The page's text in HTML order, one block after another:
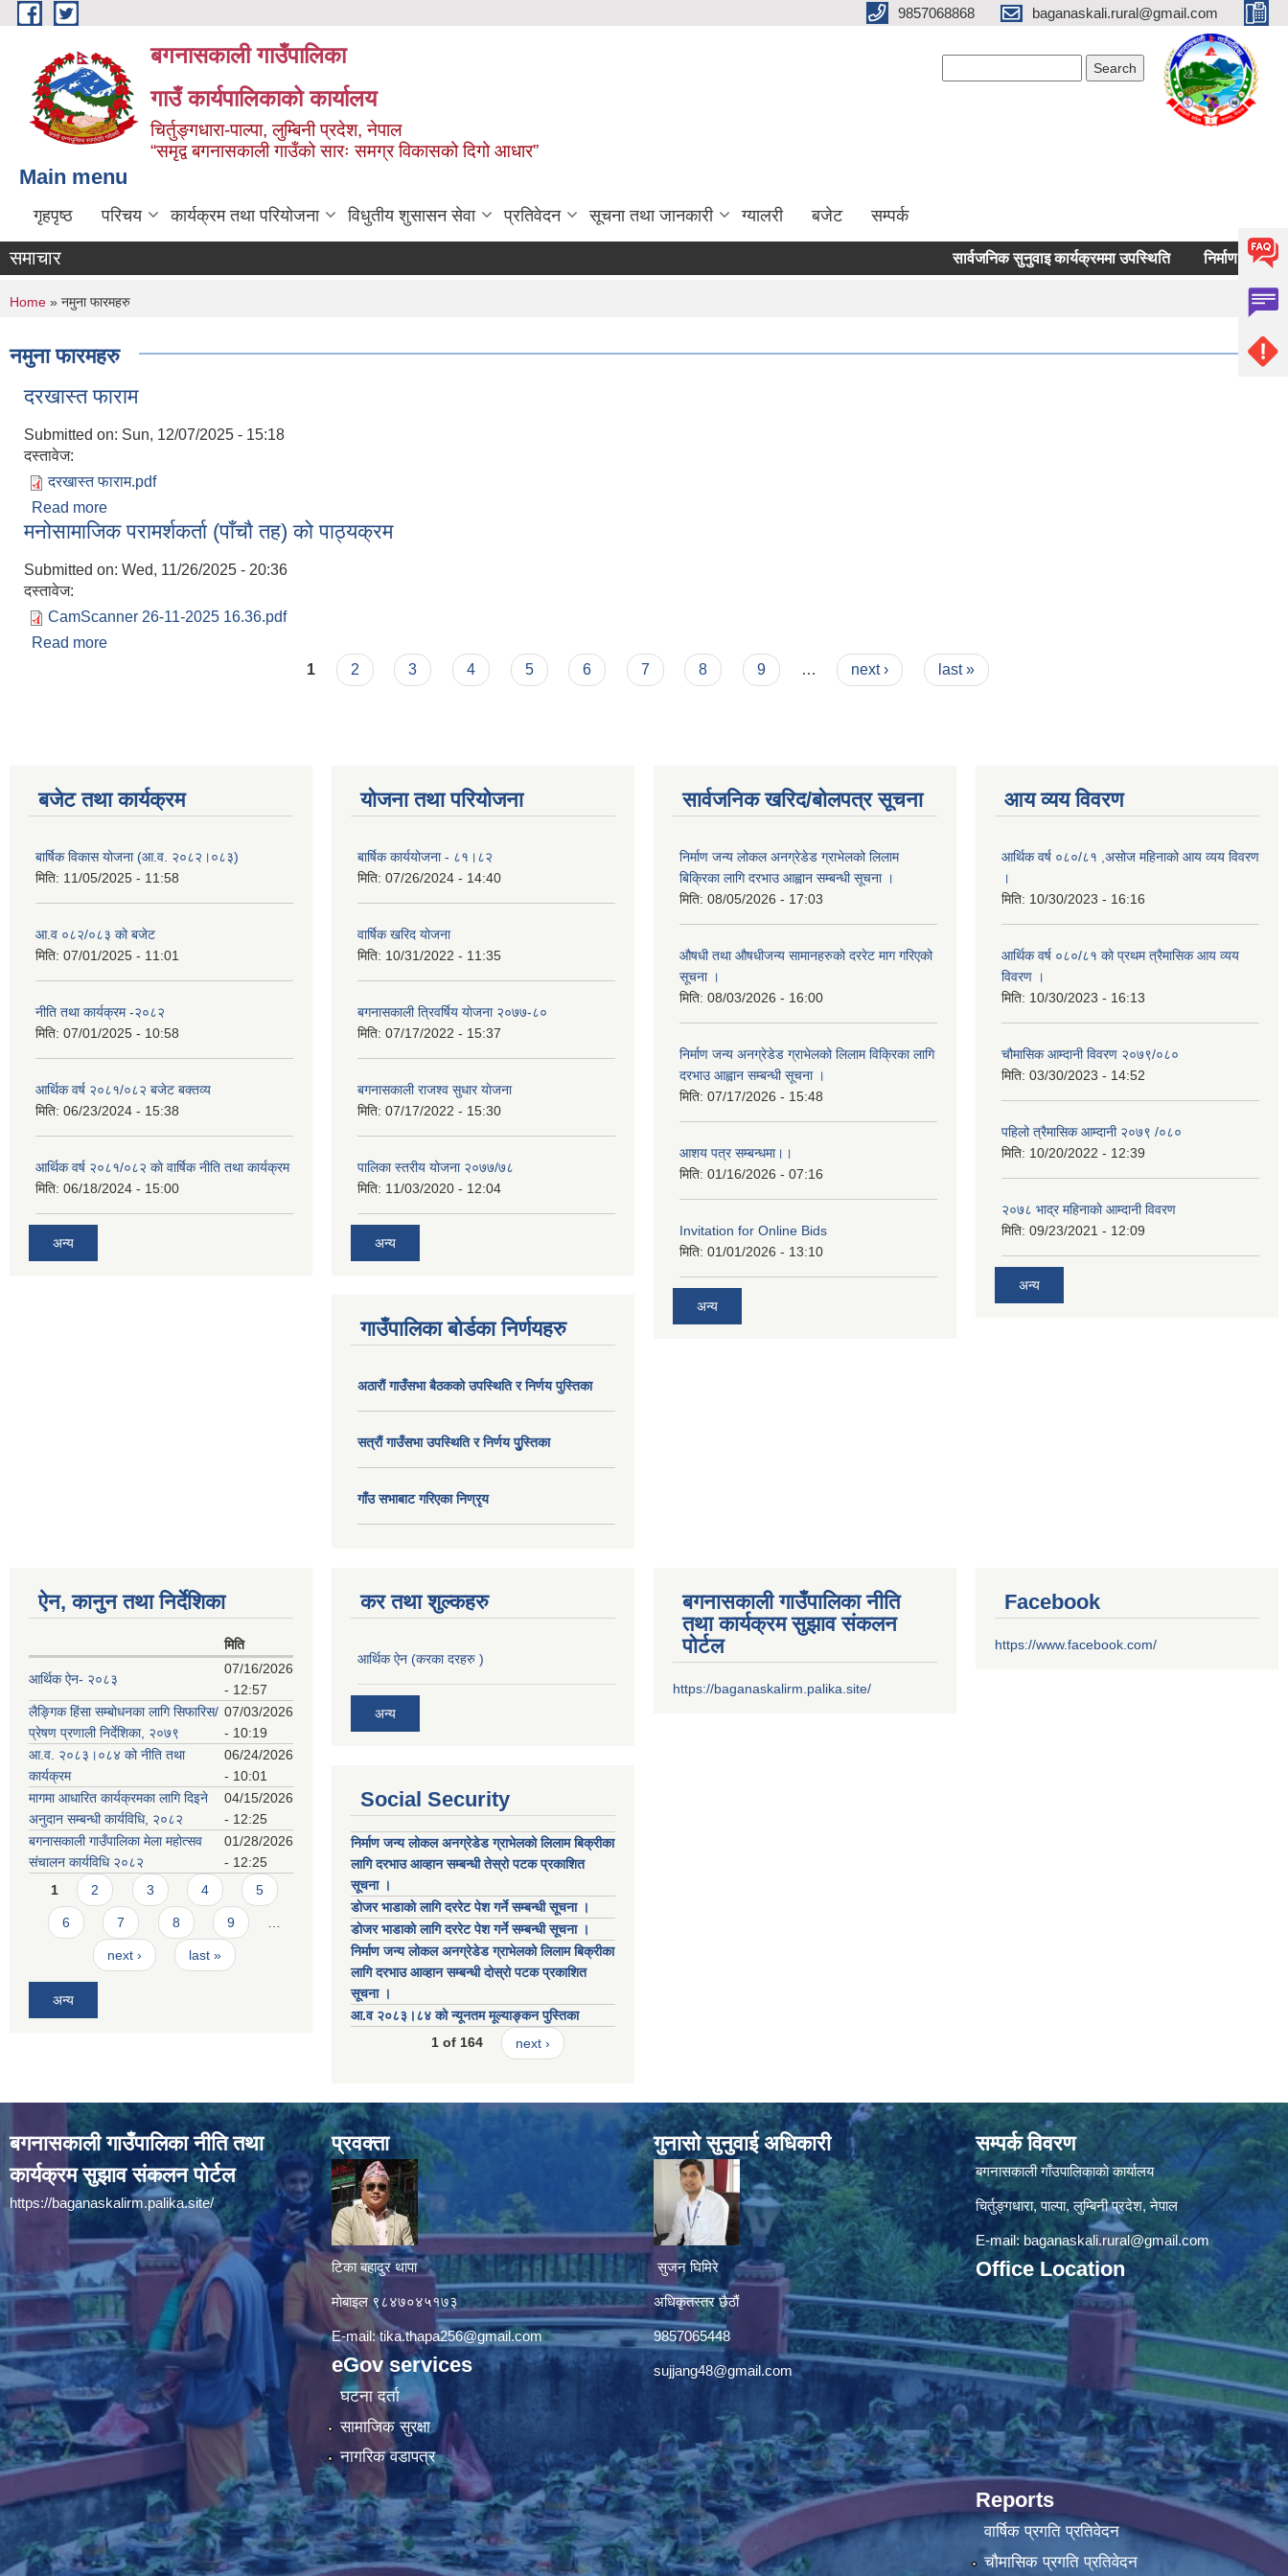
Skip to main content 9857068868 baganaskali.rural@gmail.com
बगनासकाली गाउँपालिका
गाउँ कार्यपालिकाको कार्यालय
चिर्तुङ्गधारा-पाल्पा, लुम्बिनी प्रदेश, नेपाल
“समृद्व बगनासकाली गाउँको सारः समग्र विकासको दिगो आधार”
Main menu
गृहपृष्ठ परिचय कार्यक्रम तथा परियोजना विधुतीय शुसासन सेवा प्रतिवेदन सूचना तथा जानकारी ग्यालरी बजेट सम्पर्क
समाचार सार्वजनिक सुनुवाइ कार्यक्रममा उपस्थिति निर्माण जन्य लोकल
You are here
Home » नमुना फारमहरु
नमुना फारमहरु
दरखास्त फाराम
Submitted on: Sun, 12/07/2025 - 15:18
दस्तावेज:
दरखास्त फाराम.pdf
Read more
मनोसामाजिक परामर्शकर्ता (पाँचाै तह) को पाठ्यक्रम
Submitted on: Wed, 11/26/2025 - 20:36
दस्तावेज:
CamScanner 26-11-2025 16.36.pdf
Read more
1 2 3 4 5 6 7 8 9 … next › last »
बजेट तथा कार्यक्रम
बार्षिक विकास योजना (आ.व. २०८२।०८३)
मिति: 11/05/2025 - 11:58
आ.व ०८२/०८३ को बजेट
मिति: 07/01/2025 - 11:01
नीति तथा कार्यक्रम -२०८२
मिति: 07/01/2025 - 10:58
आर्थिक वर्ष २०८१/०८२ बजेट बक्तव्य
मिति: 06/23/2024 - 15:38
आर्थिक वर्ष २०८१/०८२ काे वार्षिक नीति तथा कार्यक्रम
मिति: 06/18/2024 - 15:00
अन्य
योजना तथा परियोजना
बार्षिक कार्ययोजना - ८१।८२
मिति: 07/26/2024 - 14:40
वार्षिक खरिद योजना
मिति: 10/31/2022 - 11:35
बगनासकाली त्रिवर्षिय याेजना २०७७-८०
मिति: 07/17/2022 - 15:37
बगनासकाली राजश्व सुधार याेजना
मिति: 07/17/2022 - 15:30
पालिका स्तरीय योजना २०७७/७८
मिति: 11/03/2020 - 12:04
अन्य
गाउँपालिका बोर्डका निर्णयहरु
अठाराैं गाउँसभा बैठकको उपस्थिति र निर्णय पुस्तिका
सत्राैं गाउँसभा उपस्थिति र निर्णय पुु्स्तिका
गाँउ सभाबाट गरिएका निण्रृय
सार्वजनिक खरिद/बोलपत्र सूचना
निर्माण जन्य लोकल अनग्रेडेड ग्राभेलको लिलाम
बिक्रिका लागि दरभाउ आह्वान सम्बन्धी सूचना ।
मिति: 08/05/2026 - 17:03
औषधी तथा औषधीजन्य सामानहरुको दररेट माग गरिएको
सूचना ।
मिति: 08/03/2026 - 16:00
निर्माण जन्य अनग्रेडेड ग्राभेलको लिलाम विक्रिका लागि
दरभाउ आह्वान सम्बन्धी सूचना ।
मिति: 07/17/2026 - 15:48
आशय पत्र सम्बन्धमा।।
मिति: 01/16/2026 - 07:16
Invitation for Online Bids
मिति: 01/01/2026 - 13:10
अन्य
आय व्यय विवरण
आर्थिक वर्ष ०८०/८१ ,असोज महिनाको आय व्यय विवरण
।
मिति: 10/30/2023 - 16:16
आर्थिक वर्ष ०८०/८१ को प्रथम त्रैमासिक आय व्यय
विवरण ।
मिति: 10/30/2023 - 16:13
चौमासिक आम्दानी विवरण २०७९/०८०
मिति: 03/30/2023 - 14:52
पहिलो त्रैमासिक आम्दानी २०७९ /०८०
मिति: 10/20/2022 - 12:39
२०७८ भाद्र महिनाकाे आम्दानी विवरण
मिति: 09/23/2021 - 12:09
अन्य
ऐन, कानुन तथा निर्देशिका
मिति
आर्थिक ऐन- २०८३
07/16/2026
- 12:57
लैङ्गिक हिंसा सम्बोधनका लागि सिफारिस/
प्रेषण प्रणाली निर्देशिका, २०७९
07/03/2026
- 10:19
आ.व. २०८३।०८४ को नीति तथा
कार्यक्रम
06/24/2026
- 10:01
मागमा आधारित कार्यक्रमका लागि दिइने
अनुदान सम्बन्धी कार्यविधि, २०८२
04/15/2026
- 12:25
बगनासकाली गाउँपालिका मेला महोत्सव
संचालन कार्यविधि २०८२
01/28/2026
- 12:25
Pages
1 2 3 4 5
6 7 8 9
next › last »
अन्य
कर तथा शुल्कहरु
आर्थिक ऐन (करका दरहरु )
अन्य
Social Security
निर्माण जन्य लोकल अनग्रेडेड ग्राभेलको लिलाम बिक्रीका
लागि दरभाउ आव्हान सम्बन्धी तेस्रो पटक प्रकाशित
सूचना ।
डाेजर भाडाकाे लागि दररेट पेश गर्ने सम्बन्धी सूचना ।
डाेजर भाडाकाे लागि दररेट पेश गर्ने सम्बन्धी सूचना ।
निर्माण जन्य लोकल अनग्रेडेड ग्राभेलको लिलाम बिक्रीका
लागि दरभाउ आव्हान सम्बन्धी दोस्रो पटक प्रकाशित
सूचना ।
आ.व २०८३।८४ को न्यूनतम मूल्याङ्कन पुस्तिका
1 of 164
next ›
बगनासकाली गाउँपालिका नीति
तथा कार्यक्रम सुझाव संकलन
पोर्टल
https://baganaskalirm.palika.site/
Facebook
https://www.facebook.com/
बगनासकाली गाउँपालिका नीति तथा
कार्यक्रम सुझाव संकलन पोर्टल
https://baganaskalirm.palika.site/
प्रवक्ता
टिका बहादुर थापा
माे‍बाइल ९८४७०४५१७३
E-mail:tika.thapa256@gmail.com
eGov services
घटना दर्ता
सामाजिक सुरक्षा
नागरिक वडापत्र
गुनासाे सुनुवाई अधिकारी
सुजन घिमिरे
अधिकृतस्तर छैठौं‌
9857065448
sujjang48@gmail.com
सम्पर्क विवरण
बगनासकाली गाँउपालिकाकाे कार्यालय
चिर्तुङ्गधारा, पाल्पा, लुम्बिनी प्रदेश, नेपाल
E-mail:baganaskali.rural@gmail.com
Office Location
Reports
वार्षिक प्रगति प्रतिवेदन
चौमासिक प्रगति प्रतिवेदन